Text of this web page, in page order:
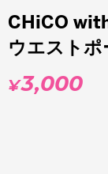
CHiCO
ウエストポ
通
¥3,000